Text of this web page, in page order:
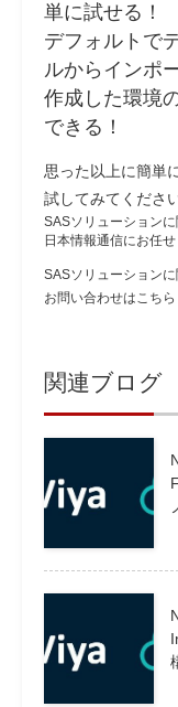
単に試せる！
デフォルトで
ルからインポ
作成した環境
できる！
思った以上に簡単
試してみてくださ
SASソリューション
日本情報通信にお任せ
SASソリューションに
お問い合わせはこちら
関連ブログ